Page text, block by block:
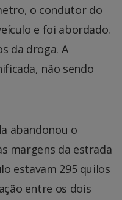
o condutor do
e foi abordado.
da droga. A
não sendo
abandonou o
margens da estrada
estavam 295 quilos
entre os dois